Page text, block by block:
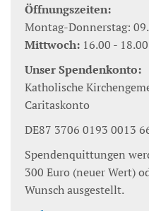
Öffnungszeiten:
Montag-Donnerstag:
Mittwoch: 16.00 -
Unser Spendenkonto:
Katholische
Caritaskonto
DE87 3706 0193 0013
Spendenquittungen
300 Euro (neuer Wert)
Wunsch ausgestellt.